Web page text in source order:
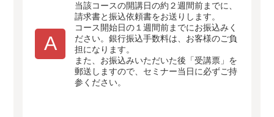
A
当該コースの開講日の約２週間前までに、
請求書と振込依頼書をお送りします。
コース開始日の１週間前までにお振込みく
ださい。銀行振込手数料は、お客様のご負
担になります。
また、お振込みいただいた後「受講票」を
郵送しますので、セミナー当日に必ずご持
参ください。